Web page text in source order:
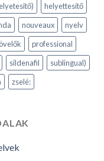
helyettesítő
nouveaux
nyelv
professional
sildenafil
sublingual)
zselé: